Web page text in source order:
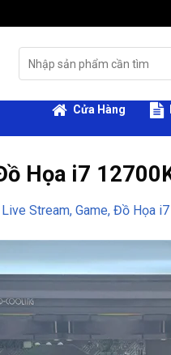
for:
Cửa Hàng
Họa i7
Live Stream, Game, Đồ Họa